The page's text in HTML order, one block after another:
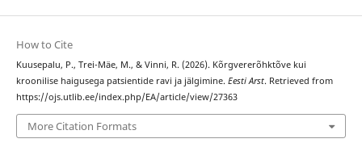
How to Cite
Kuusepalu, P., Trei-Mäe, M., & Vinni, R. (2026). Kõrgvererõhktõve kui
kroonilise haigusega patsientide ravi ja jälgimine. Eesti Arst. Retrieved from
https://ojs.utlib.ee/index.php/EA/article/view/27363
More Citation Formats